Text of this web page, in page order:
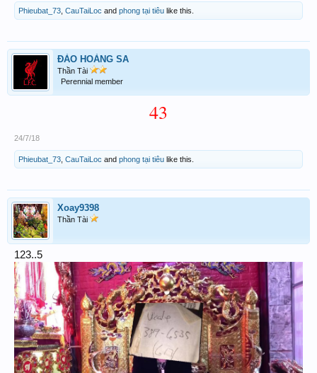
Phieubat_73 CauTaiLoc and phong tại tiêu like this.
ĐẢO HOÀNG SA
Thần Tài
Perennial member
43
24/7/18
Phieubat_73 CauTaiLoc and phong tại tiêu like this.
Xoay9398
Thần Tài
123..5